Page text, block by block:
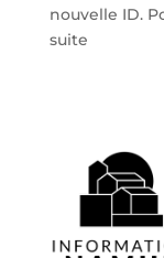
nouvelle ID.
suite:
la
nouvelle
citadine
100